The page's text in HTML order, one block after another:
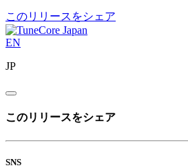
このリリースをシェア
EN
JP
このリリースをシェア
SNS